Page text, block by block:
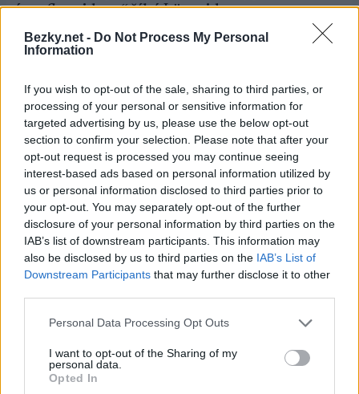
Bezky.net - Do Not Process My Personal
Information
If you wish to opt-out of the sale, sharing to third parties, or
processing of your personal or sensitive information for
targeted advertising by us, please use the below opt-out
section to confirm your selection. Please note that after your
opt-out request is processed you may continue seeing
interest-based ads based on personal information utilized by
us or personal information disclosed to third parties prior to
your opt-out. You may separately opt-out of the further
disclosure of your personal information by third parties on the
IAB’s list of downstream participants. This information may
also be disclosed by us to third parties on the IAB’s List of
Downstream Participants that may further disclose it to other
Please note that this website/app uses one or more Google
not limited to your visit or usage behaviour. You may click to
grant or deny consent to Google and its third-party tags to
use your data for below specified purposes in below Google
Personal Data Processing Opt Outs
I want to opt-out of the Sharing of my
personal data.
Opted In
ústa fluoridem,“ říká Lägreid.
Biatlonisté nejsou zdaleka jediní, kdo
tréninků. Cyklističtí profesionálové a
triatlonisté jsou již dávno napřed, pokud jde o
znalosti z oblasti příjmu energie.